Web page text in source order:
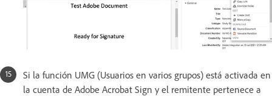
Si la función UMG (Usuarios en varios grupos) está activada en
la cuenta de Adobe Acrobat Sign y el remitente pertenece a